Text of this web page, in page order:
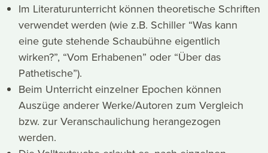
Im Literaturunterricht können theoretische Schriften
verwendet werden (wie z.B. Schiller “Was kann
eine gute stehende Schaubühne eigentlich
wirken?”, “Vom Erhabenen” oder “Über das
Pathetische”).
Beim Unterricht einzelner Epochen können
Auszüge anderer Werke/Autoren zum Vergleich
bzw. zur Veranschaulichung herangezogen
werden.